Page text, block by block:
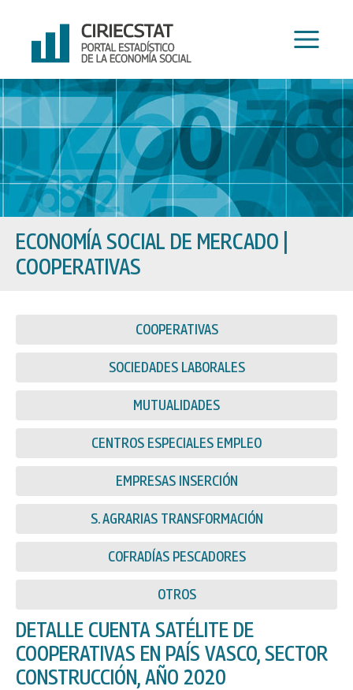
contenido
ECONOMÍA SOCIAL DE MERCADO
COOPERATIVAS
COOPERATIVAS
SOCIEDADES LABORALES
MUTUALIDADES
CENTROS ESPECIALES EMPLEO
EMPRESAS INSERCIÓN
S. AGRARIAS TRANSFORMACIÓN
COFRADÍAS PESCADORES
OTROS
DETALLE CUENTA SATÉLITE DE
COOPERATIVAS EN PAÍS VASCO, SECTOR
CONSTRUCCIÓN, AÑO 2020